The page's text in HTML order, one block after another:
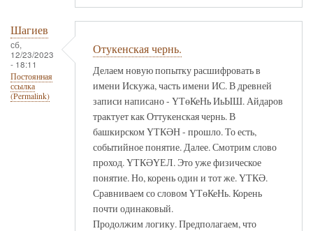
Шагиев
сб,
12/23/2023
- 18:11
Постоянная
ссылка
(Permalink)
Отукенская чернь.
Делаем новую попытку расшифровать в
имени Искужа, часть имени ИС. В древней
записи написано - ҮТөКеНь ИьЫШ. Айдаров
трактует как Оттукенская чернь. В
башкирском ҮТКӘН - прошло. То есть,
событийное понятие. Далее. Смотрим слово
проход. ҮТКӘҮЕЛ. Это уже физическое
понятие. Но, корень один и тот же. ҮТКӘ.
Сравниваем со словом ҮТөКеНь. Корень
почти одинаковый.
Продолжим логику. Предполагаем, что